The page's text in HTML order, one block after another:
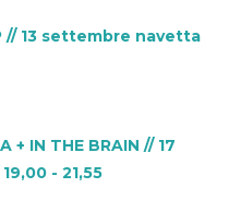
// 13 settembre navetta
+ IN THE BRAIN // 17
- 21,55